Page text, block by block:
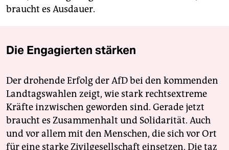
braucht es Ausdauer.
Die Engagierten stärken
Der drohende Erfolg der AfD bei den kommenden
Landtagswahlen zeigt, wie stark rechtsextreme
Kräfte inzwischen geworden sind. Gerade jetzt
braucht es Zusammenhalt und Solidarität. Auch
und vor allem mit den Menschen, die sich vor Ort
für eine starke Zivilgesellschaft einsetzen. Die taz